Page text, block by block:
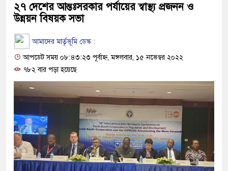
২৭ দেশের আন্তঃসরকার পর্যায়ের স্বাস্থ্য প্রজনন ও
উন্নয়ন বিষয়ক সভা
আমাদের মার্তৃভূমি ডেস্ক :
আপডেট সময় ০৮:৪৩:২৩ পূর্বাহ্ন, মঙ্গলবার, ১৫ নভেম্বর ২০২২
৭৮২ বার পড়া হয়েছে